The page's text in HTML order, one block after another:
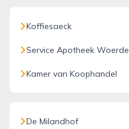
Koffiesaeck
Service Apotheek
Kamer van Koophandel
De Milandhof